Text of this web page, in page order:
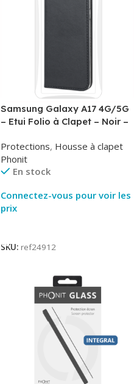
Samsung Galaxy A17 4G/5G
– Etui Folio à Clapet – Noir –
Protections, Housse à clapet
Phonit
En stock
Connectez-vous pour voir les
prix
SKU: ref24912